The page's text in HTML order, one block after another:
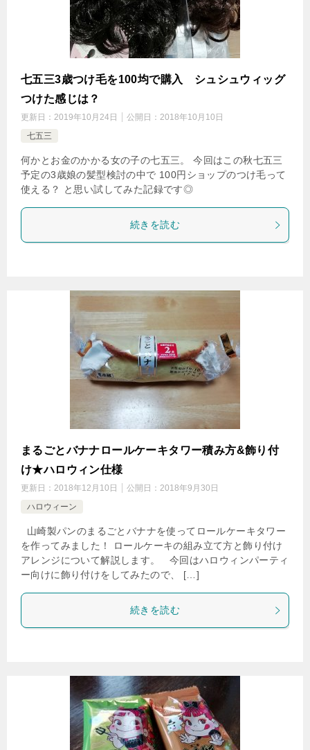
七五三3歳つけ毛を100均で購入 シュシュウィッグ
つけた感じは？
更新日： 2019年10月24日 公開日： 2018年10月10日
七五三
何かとお金のかかる女の子の七五三。 今回はこの秋七五三
予定の3歳娘の髪型検討の中で 100円ショップのつけ毛って
使える？ と思い試してみた記録です◎
続きを読む
まるごとバナナロールケーキタワー積み方&飾り付
け★ハロウィン仕様
更新日： 2018年12月10日 公開日： 2018年9月30日
ハロウィーン
山崎製パンのまるごとバナナを使ってロールケーキタワー
を作ってみました！ ロールケーキの組み立て方と飾り付け
アレンジについて解説します。 今回はハロウィンパーティ
ー向けに飾り付けをしてみたので、 […]
続きを読む